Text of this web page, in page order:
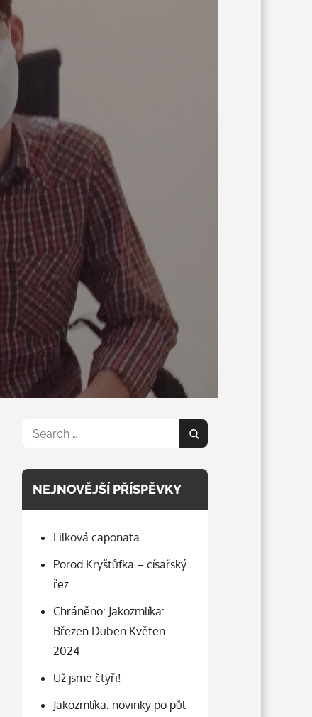
Search
Search
NEJNOVĚJŠÍ PŘÍSPĚVKY
Lilková caponata
Porod Kryštůfka – císařský
řez
Chráněno: Jakozmlíka:
Březen Duben Květen
2024
Už jsme čtyři!
Jakozmlíka: novinky po půl